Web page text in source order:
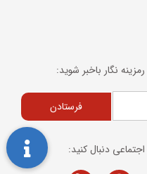
نگار باخبر شوید:
فرستادن
دنبال کنید: